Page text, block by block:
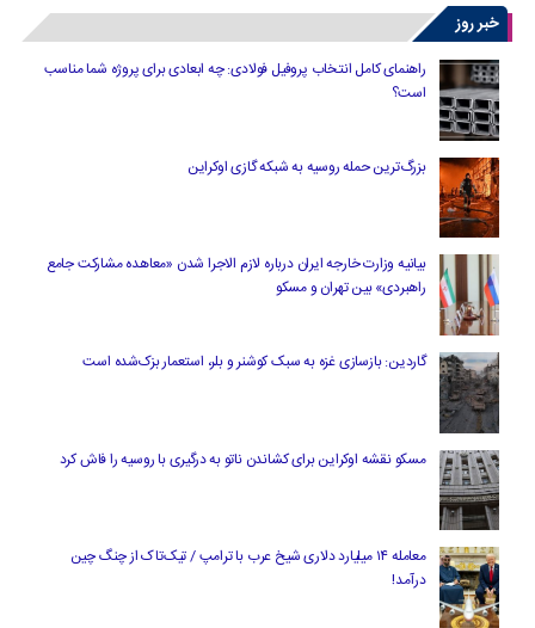
خبر روز
راهنمای کامل انتخاب پروفیل فولادی: چه ابعادی برای پروژه شما مناسب
است؟
بزرگ‌ترین حمله روسیه به شبکه گازی اوکراین
بیانیه وزارت خارجه ایران درباره لازم‌ الاجرا شدن «معاهده مشارکت جامع
راهبردی» بین تهران و مسکو
گاردین: بازسازی غزه به سبک کوشنر و بلر، استعمار بزک‌شده است
مسکو نقشه اوکراین برای کشاندن ناتو به درگیری با روسیه را فاش کرد
معامله ۱۴ میلیارد دلاری شیخ عرب با ترامپ / تیک‌تاک از چنگ چین
درآمد!